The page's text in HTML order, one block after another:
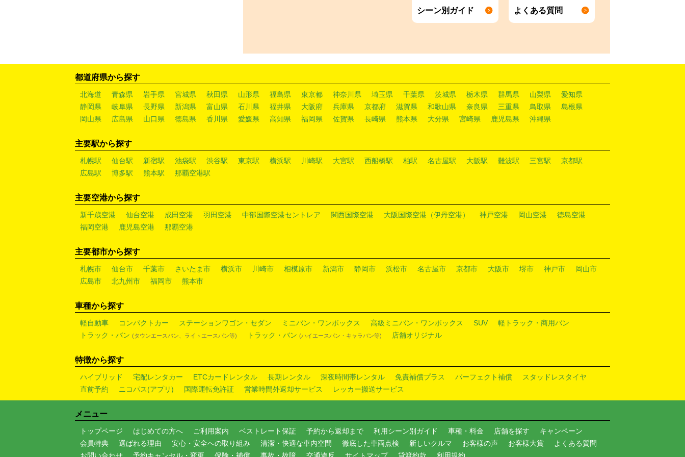
シーン別ガイド よくある質問
都道府県から探す
北海道 青森県 岩手県 宮城県 秋田県 山形県 福島県 東京都 神奈川県 埼玉県 千葉県 茨城県 栃木県 群馬県 山梨県
愛知県
静岡県
岐阜県 長野県 新潟県 富山県 石川県 福井県 大阪府 兵庫県 京都府 滋賀県 和歌山県 奈良県 三重県 鳥取県
島根県
岡山県
広島県 山口県 徳島県 香川県 愛媛県 高知県 福岡県 佐賀県 長崎県 熊本県 大分県 宮崎県 鹿児島県 沖縄県
主要駅から探す
札幌駅 仙台駅 新宿駅 池袋駅 渋谷駅 東京駅 横浜駅 川崎駅 大宮駅 西船橋駅 柏駅 名古屋駅 大阪駅 難波駅 三宮駅
京都駅
広島駅
博多駅 熊本駅 那覇空港駅
主要空港から探す
新千歳空港 仙台空港 成田空港 羽田空港 中部国際空港セントレア 関西国際空港 大阪国際空港（伊丹空港） 神戸空港 岡山空港
徳島空港
福岡空港
鹿児島空港 那覇空港
主要都市から探す
札幌市 仙台市 千葉市 さいたま市 横浜市 川崎市 相模原市 新潟市 静岡市 浜松市 名古屋市 京都市 大阪市 堺市 神戸市
岡山市
広島市
北九州市 福岡市 熊本市
車種から探す
軽自動車 コンパクトカー ステーションワゴン・セダン ミニバン・ワンボックス 高級ミニバン・ワンボックス SUV
軽トラック・商用バン
トラック・バン (タウンエースバン、ライトエースバン等) トラック・バン (ハイエースバン・キャラバン等) 店舗オリジナル
特徴から探す
ハイブリッド 宅配レンタカー ETCカードレンタル 長期レンタル 深夜時間帯レンタル 免責補償プラス パーフェクト補償
スタッドレスタイヤ
直前予約
ニコパス(アプリ) 国際運転免許証 営業時間外返却サービス レッカー搬送サービス
メニュー
トップページ はじめての方へ ご利用案内 ベストレート保証 予約から返却まで 利用シーン別ガイド 車種・料金 店舗を探す
キャンペーン
会員特典
選ばれる理由 安心・安全への取り組み 清潔・快適な車内空間 徹底した車両点検 新しいクルマ お客様の声 お客様大賞
よくある質問